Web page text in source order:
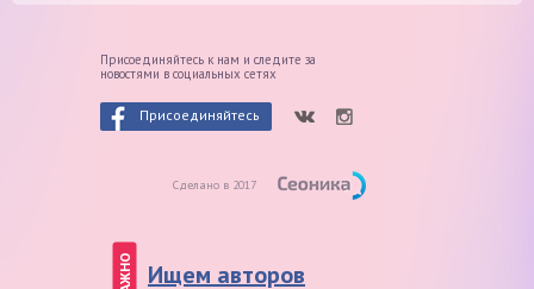
Присоединяйтесь к нам и следите за
новостями в социальных сетях
Присоединяйтесь
Сделано в 2017
ВАЖНО Ищем авторов